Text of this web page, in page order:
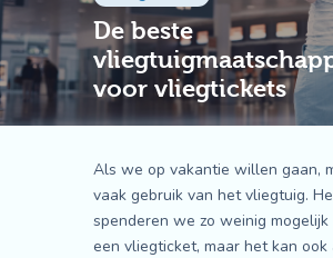
De beste
voor vliegtickets
Als we op vakantie willen gaan,
vaak gebruik van het vliegtuig.
spenderen we zo weinig mogelijk
een vliegticket, maar het kan ook